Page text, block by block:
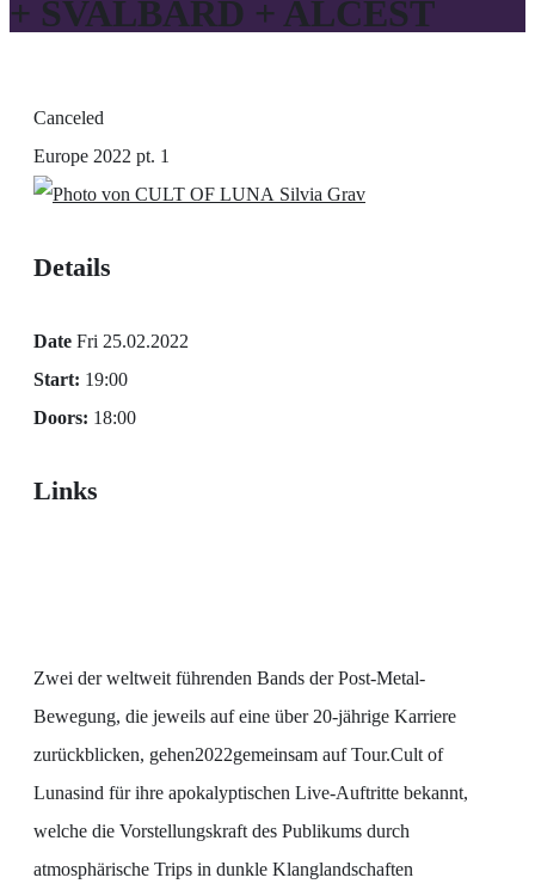
+ SVALBARD + ALCEST
Canceled
Europe 2022 pt. 1
Silvia Grav
Details
Date Fri 25.02.2022
Start: 19:00
Doors: 18:00
Links
Zwei der weltweit führenden Bands der Post-Metal-
Bewegung, die jeweils auf eine über 20-jährige Karriere
zurückblicken, gehen2022gemeinsam auf Tour.Cult of
Lunasind für ihre apokalyptischen Live-Auftritte bekannt,
welche die Vorstellungskraft des Publikums durch
atmosphärische Trips in dunkle Klanglandschaften